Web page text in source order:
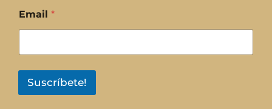
Email *
Suscríbete!